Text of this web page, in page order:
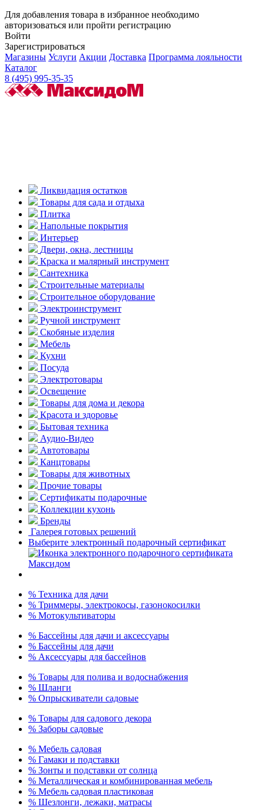
Для добавления товара в избранное необходимо
авторизоваться или пройти регистрацию
Войти
Зарегистрироваться
Магазины Услуги Акции Доставка Программа лояльности
Каталог
8 (495) 995-35-35
Ликвидация остатков
Товары для сада и отдыха
Плитка
Напольные покрытия
Интерьер
Двери, окна, лестницы
Краска и малярный инструмент
Сантехника
Строительные материалы
Строительное оборудование
Электроинструмент
Ручной инструмент
Скобяные изделия
Мебель
Кухни
Посуда
Электротовары
Освещение
Товары для дома и декора
Красота и здоровье
Бытовая техника
Аудио-Видео
Автотовары
Канцтовары
Товары для животных
Прочие товары
Сертификаты подарочные
Коллекции кухонь
Бренды
Галерея готовых решений
Выберите электронный подарочный сертификат
% Техника для дачи
% Триммеры, электрокосы, газонокосилки
% Мотокультиваторы
% Бассейны для дачи и аксессуары
% Бассейны для дачи
% Аксессуары для бассейнов
% Товары для полива и водоснабжения
% Шланги
% Опрыскиватели садовые
% Товары для садового декора
% Заборы садовые
% Мебель садовая
% Гамаки и подставки
% Зонты и подставки от солнца
% Металлическая и комбинированная мебель
% Мебель садовая пластиковая
% Шезлонги, лежаки, матрасы